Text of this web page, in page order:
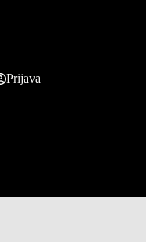
Prijava